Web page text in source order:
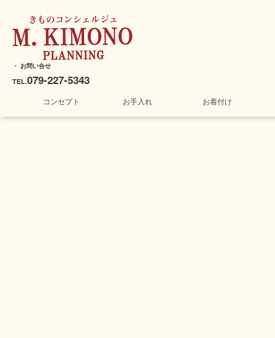
・ お問い合せ
TEL.079-227-5343
コンセプト お手入れ お着付け